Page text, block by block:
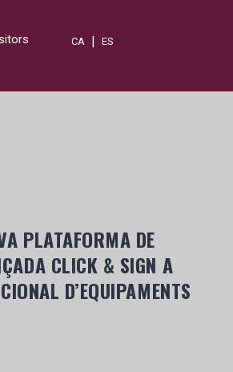
CA |ES
PLATAFORMA DE
CLICK & SIGN A
D’EQUIPAMENTS